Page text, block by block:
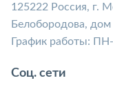
125222 Россия, г.
Белобородова, дом
График работы:
Соц. сети